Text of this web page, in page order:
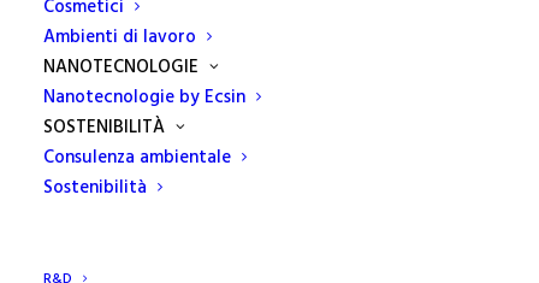
Cosmetici
Ambienti di lavoro
NANOTECNOLOGIE
Nanotecnologie by Ecsin
SOSTENIBILITÀ
Consulenza ambientale
Sostenibilità
Solventi: scadenze in vista
Il Ministero dell’Ambiente ha recentemente comunicato
che per la dichiarazione rifiuti 2020